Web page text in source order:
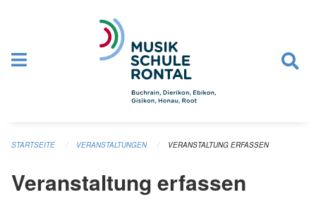
STARTSEITE VERANSTALTUNGEN VERANSTALTUNG ERFASSEN
Veranstaltung erfassen